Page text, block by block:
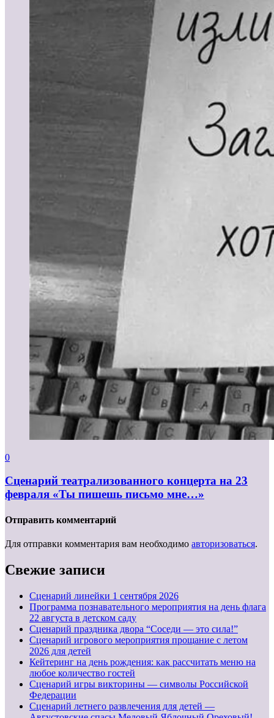
0
Сценарий театрализованного концерта на 23
февраля «Ты пишешь письмо мне…»
Отправить комментарий
Для отправки комментария вам необходимо авторизоваться.
Свежие записи
Cценарий линейки 1 сентября 2026
Программа познавательного мероприятия на день флага
22 августа в детском саду
Сценарий праздника двора “Соседи — это сила!”
Сценарий игрового мероприятия прощание с летом
2026 для детей
Кейтеринг на день рождения: как рассчитать меню на
любое количество гостей
Сценарий игры викторины — символы Российской
Федерации
Сценарий летнего развлечения для детей —